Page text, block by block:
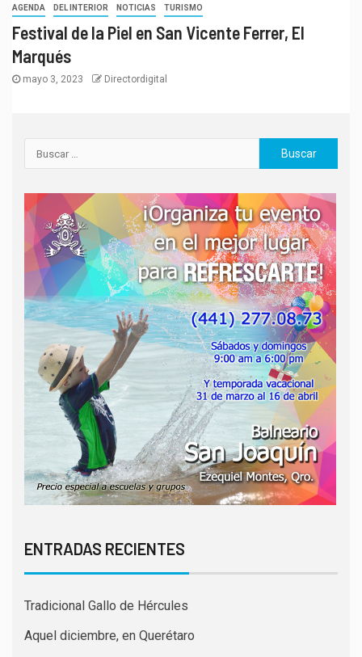
AGENDA DEL INTERIOR NOTICIAS TURISMO
Festival de la Piel en San Vicente Ferrer, El
Marqués
mayo 3, 2023 Directordigital
ENTRADAS RECIENTES
Tradicional Gallo de Hércules
Aquel diciembre, en Querétaro